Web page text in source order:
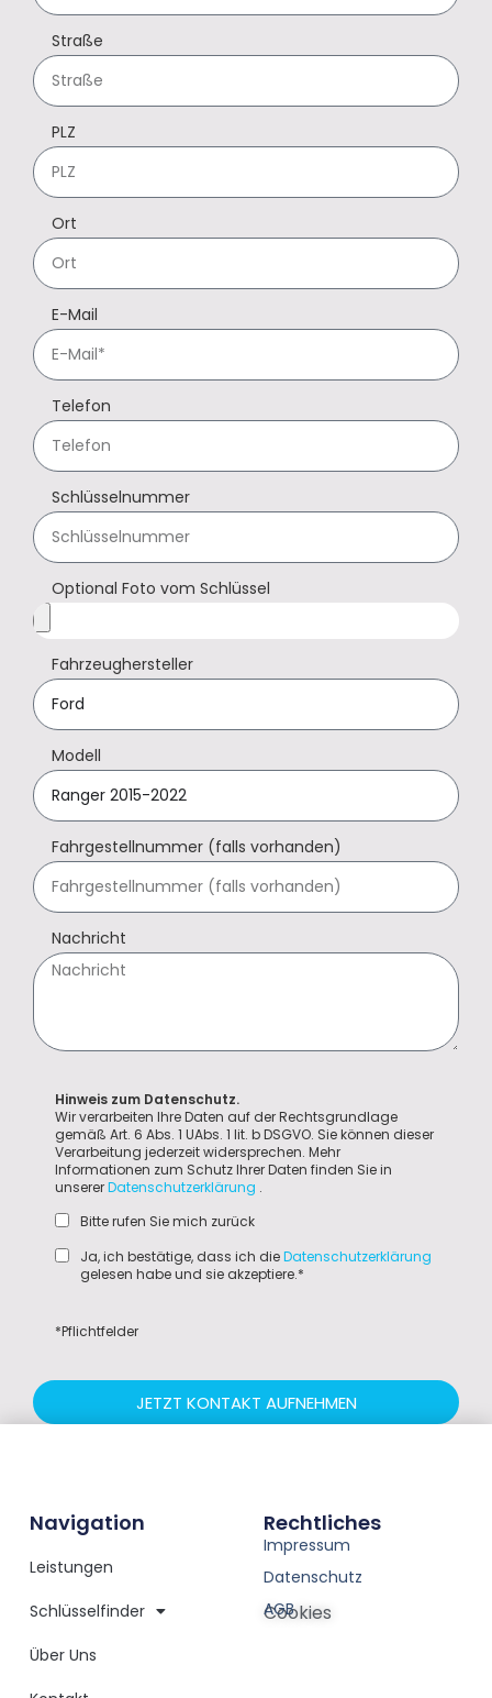
Straße
PLZ
Ort
E-Mail
Telefon
Schlüsselnummer
Optional Foto vom Schlüssel
Fahrzeughersteller
Modell
Fahrgestellnummer (falls vorhanden)
Nachricht
Hinweis zum Datenschutz.
Wir verarbeiten Ihre Daten auf der Rechtsgrundlage
gemäß Art. 6 Abs. 1 UAbs. 1 lit. b DSGVO. Sie können dieser
Verarbeitung jederzeit widersprechen. Mehr
Informationen zum Schutz Ihrer Daten finden Sie in
unsererDatenschutzerklärung .
Bitte rufen Sie mich zurück
Ja, ich bestätige, dass ich dieDatenschutzerklärung
gelesen habe und sie akzeptiere.*
*Pflichtfelder
JETZT KONTAKT AUFNEHMEN
Navigation
Leistungen
Schlüsselfinder
Über Uns
Rechtliches
Impressum
Datenschutz
AGB
Cookies